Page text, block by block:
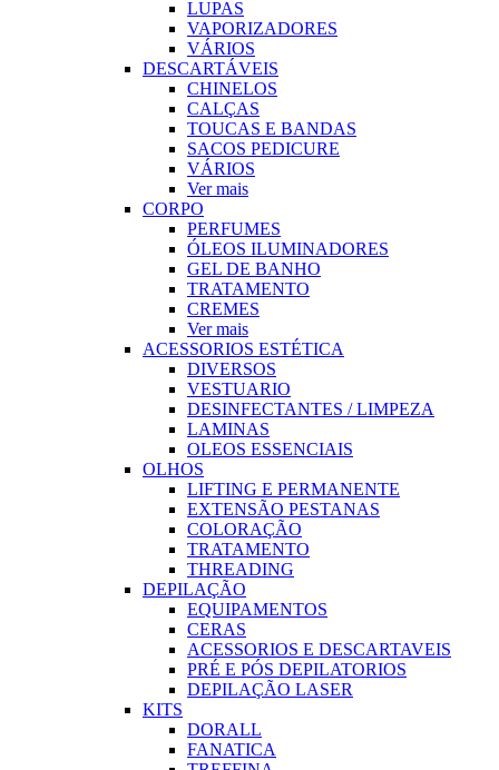
LUPAS
VAPORIZADORES
VÁRIOS
DESCARTÁVEIS
CHINELOS
CALÇAS
TOUCAS E BANDAS
SACOS PEDICURE
VÁRIOS
Ver mais
CORPO
PERFUMES
ÓLEOS ILUMINADORES
GEL DE BANHO
TRATAMENTO
CREMES
Ver mais
ACESSORIOS ESTÉTICA
DIVERSOS
VESTUARIO
DESINFECTANTES / LIMPEZA
LAMINAS
OLEOS ESSENCIAIS
OLHOS
LIFTING E PERMANENTE
EXTENSÃO PESTANAS
COLORAÇÃO
TRATAMENTO
THREADING
DEPILAÇÃO
EQUIPAMENTOS
CERAS
ACESSORIOS E DESCARTAVEIS
PRÉ E PÓS DEPILATORIOS
DEPILAÇÃO LASER
KITS
DORALL
FANATICA